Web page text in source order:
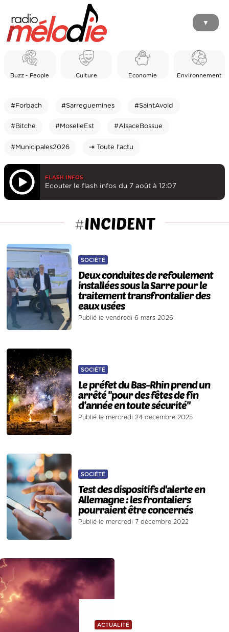
▼
Buzz - People Culture Economie Environnement
#Forbach #Sarreguemines #SaintAvold
#Bitche #MoselleEst #AlsaceBossue
#Municipales2026 ⇥ Toute l'actu
FLASH INFOS
Ecouter le flash infos du 7 août à 12:07
#INCIDENT
SOCIÉTÉ
Deux conduites de refoulement
installées sous la Sarre pour le
traitement transfrontalier des
eaux usées
Publié le vendredi 6 mars 2026
SOCIÉTÉ
Le préfet du Bas-Rhin prend un
arrêté "pour des fêtes de fin
d’année en toute sécurité"
Publié le mercredi 24 décembre 2025
SOCIÉTÉ
Test des dispositifs d'alerte en
Allemagne : les frontaliers
pourraient être concernés
Publié le mercredi 7 décembre 2022
ACTUALITÉ